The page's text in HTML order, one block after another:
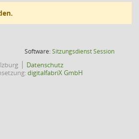
Software:SitzungsdienstSession(Wird in
Datenschutz
digitalfabriX GmbH